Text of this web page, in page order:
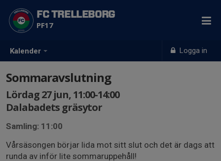
Kalender Logga in
FC TRELLEBORG
PF17
Sommaravslutning
Lördag 27 jun, 11:00-14:00
Dalabadets gräsytor
Samling: 11:00
Vårsäsongen börjar lida mot sitt slut och det är dags att
runda av inför lite sommaruppehåll!